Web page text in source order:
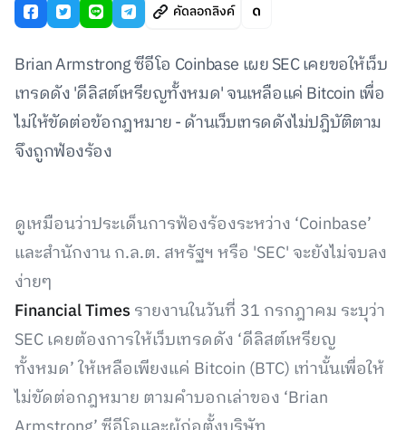
คัดลอกลิงค์
Brian Armstrong ซีอีโอ Coinbase เผย SEC เคยขอให้เว็บ
เทรดดัง 'ดีลิสต์เหรียญทั้งหมด' จนเหลือแค่ Bitcoin เพื่อ
ไม่ให้ขัดต่อข้อกฎหมาย - ด้านเว็บเทรดดังไม่ปฎิบัติตาม
จึงถูกฟ้องร้อง
ดูเหมือนว่าประเด็นการฟ้องร้องระหว่าง ‘Coinbase’
และสำนักงาน ก.ล.ต. สหรัฐฯ หรือ 'SEC' จะยังไม่จบลง
ง่ายๆ
Financial Times รายงานในวันที่ 31 กรกฎาคม ระบุว่า
SEC เคยต้องการให้เว็บเทรดดัง ‘ดีลิสต์เหรียญ
ทั้งหมด’ ให้เหลือเพียงแค่ Bitcoin (BTC) เท่านั้นเพื่อให้
ไม่ขัดต่อกฎหมาย ตามคำบอกเล่าของ ‘Brian